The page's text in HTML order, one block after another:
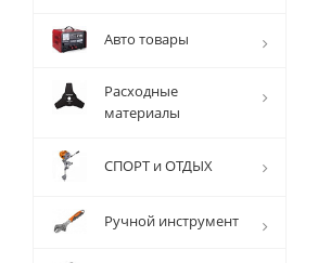
Авто товары
Расходные
материалы
СПОРТ и ОТДЫХ
Ручной инструмент